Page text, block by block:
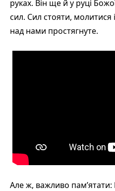
руках. Він ще й у руці
сил. Сил стояти,
над нами простягнуте.
Але ж, важливо